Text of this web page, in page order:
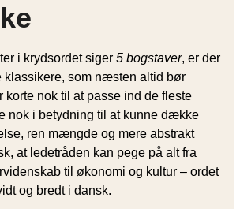
i krydsordet siger 5 bogstaver, er der
klassikere, som næsten altid bør
korte nok til at passe ind de fleste
nok i betydning til at kunne dække
ren mængde og mere abstrakt
at ledetråden kan pege på alt fra
til økonomi og kultur – ordet
og bredt i dansk.